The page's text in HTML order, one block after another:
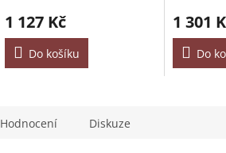
1 127 Kč
Do košíku
1 301
Do
Hodnocení Diskuze